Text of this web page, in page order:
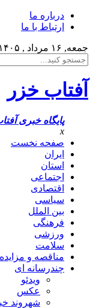
درباره ما
ارتباط با ما
جمعه, ۱۶ مرداد , ۱۴۰۵
آفتاب خزر
پایگاه خبری
x
صفحه نخست
ایران
استان
اجتماعی
اقتصادی
سیاسی
بین الملل
فرهنگی
ورزشی
سلامت
مناقصه و مزایده
چندرسانه ای
ویدئو
عکس
شهروند